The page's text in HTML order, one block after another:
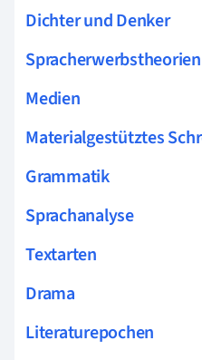
Dichter und Denker
Spracherwerbstheorien
Medien
Materialgestütztes
Grammatik
Sprachanalyse
Textarten
Drama
Literaturepochen